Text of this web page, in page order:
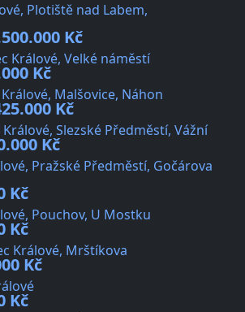
Plotiště nad Labem,
Kč
Králové, Velké náměstí
Kč
Malšovice, Náhon
Kč
Slezské Předměstí, Vážní
Kč
Pražské Předměstí, Gočárova
Kč
Pouchov, U Mostku
Kč
Králové, Mrštíkova
Kč
Kč